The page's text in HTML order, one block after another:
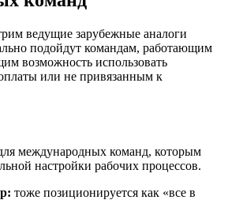
ведущие зарубежные аналоги
подойдут командам, работающим
возможность использовать
или не привязанным к
международных команд, которым
настройки рабочих процессов.
тоже позиционируется как «все в